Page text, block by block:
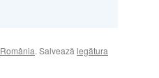
România. Salvează legătura